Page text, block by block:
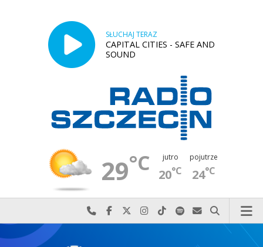
SŁUCHAJ TERAZ
CAPITAL CITIES - SAFE AND
SOUND
29°C jutro
20°C
pojutrze
24°C
Najlepiej po prostu do nas zadzwoń
Odwiedź nas na Facebook-u
Odwiedź nas na X
Odwiedź nas na Instagram-ie
Odwiedź nas na TikTok-u
Szukaj nas na Spotify
Wyślij do nas
Szukaj